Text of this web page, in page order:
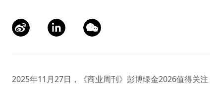
2025年11月27日，《商业周刊》彭博绿金2026值得关注